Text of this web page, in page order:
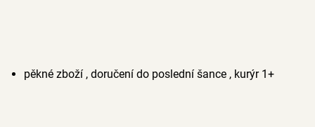
pěkné zboží , doručení do poslední šance , kurýr 1+